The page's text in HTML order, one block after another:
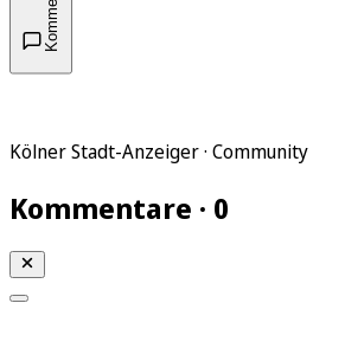
Kölner Stadt-Anzeiger · Community
Kommentare · 0